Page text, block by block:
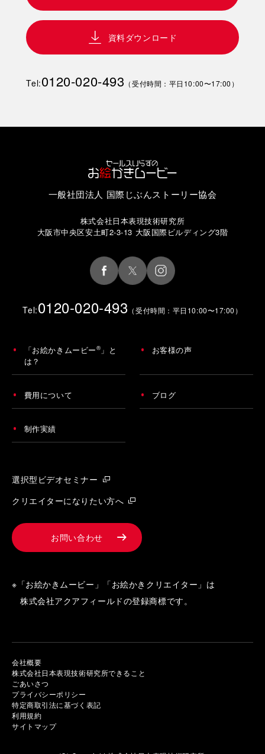
資料ダウンロード
Tel:0120-020-493 （受付時間：平日10:00〜17:00）
一般社団法人 国際じぶんストーリー協会
株式会社日本表現技術研究所
大阪市中央区安土町2-3-13 大阪国際ビルディング3階
Tel:0120-020-493 （受付時間：平日10:00〜17:00）
「お絵かきムービー® 」と
は？
お客様の声
費用について ブログ
制作実績
選択型ビデオセミナー
クリエイターになりたい方へ
お問い合わせ
※「お絵かきムービー」「お絵かきクリエイター」は
株式会社アクアフィールドの登録商標です。
会社概要
株式会社日本表現技術研究所できること
ごあいさつ
プライバシーポリシー
特定商取引法に基づく表記
利用規約
サイトマップ